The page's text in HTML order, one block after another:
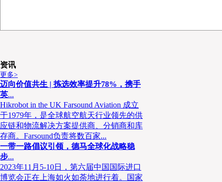
政策行业限制+消费习惯
赛道阳光并不意味着一帆风顺。事实上，中国政府对互联网医药健
如2016年互联网第三方平台药品网上零售试点工作结束，以及至今未
满足各种行业标准的严格认证等。此外，在医药健康行业中，患者是
买单者，三者之间是割裂的关系，且还存在利益冲突，使得行业存在很
另一方面来自于消费端。消费者对线上购药的接受程度，直接关系
资讯
更多>
迈向价值共生 | 拣选效率提升78%，携手
英...
Hikrobot in the UK Farsound Aviation 成立
于1979年，是全球航空航天行业领先的供
应链和物流解决方案提供商、分销商和库
存商。Farsound负责将数百家...
一带一路倡议引领，德马全球化战略稳
步...
2023年11月5-10日，第六届中国国际进口
博览会正在上海如火如荼地进行着。国家